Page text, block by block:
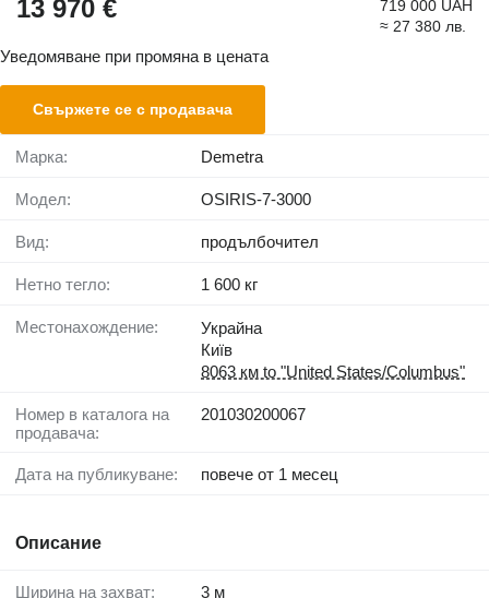
13 970 €
719 000 UAH
≈ 27 380 лв.
Уведомяване при промяна в цената
Свържете се с продавача
Марка: Demetra
Модел: OSIRIS-7-3000
Вид: продълбочител
Нетно тегло: 1 600 кг
Местонахождение:
Украйна
Київ
8063 км to "United States/Columbus"
Номер в каталога на
продавача:
201030200067
Дата на публикуване: повече от 1 месец
Описание
Ширина на захват: 3 м